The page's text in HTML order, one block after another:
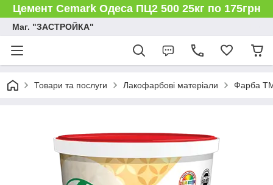
Цемент Cemark Одеса ПЦ2 500 25кг по 175грн
Маг. "ЗАСТРОЙКА"
Товари та послуги Лакофарбові матеріали Фарба